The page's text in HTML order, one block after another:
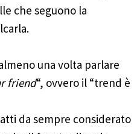
che seguono la
una volta parlare
friend“, ovvero il “trend è
da sempre considerato